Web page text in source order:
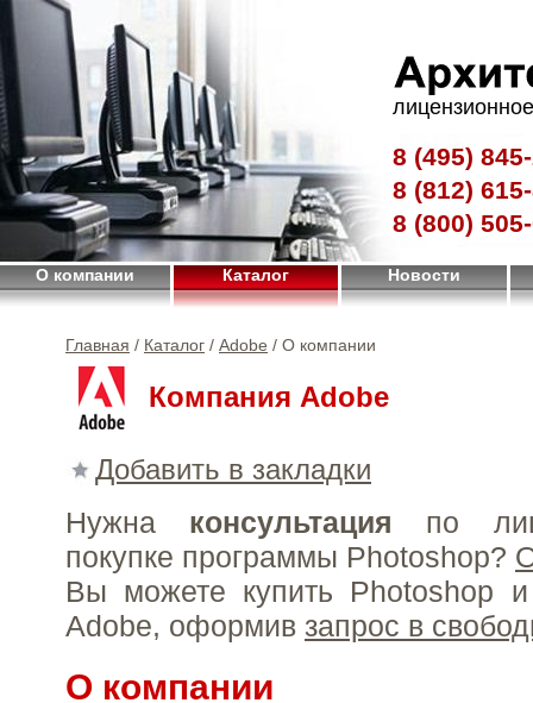
8 (495)
8 (812)
8 (800)
О компании Каталог Новости
Главная / Каталог / Adobe / О компании
Компания Adobe
Добавить в закладки
Нужна консультация по
покупке программы Photoshop?
Вы можете купить Photoshop
Adobe, оформив запрос в
О компании